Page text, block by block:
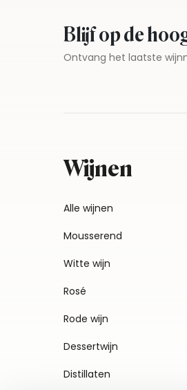
Blijf op de
Ontvang het laatste
Wijnen
Alle wijnen
Mousserend
Witte wijn
Rosé
Rode wijn
Dessertwijn
Distillaten